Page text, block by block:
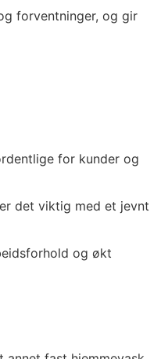
forventninger, og gir
for kunder og
det viktig med et jevnt
og økt